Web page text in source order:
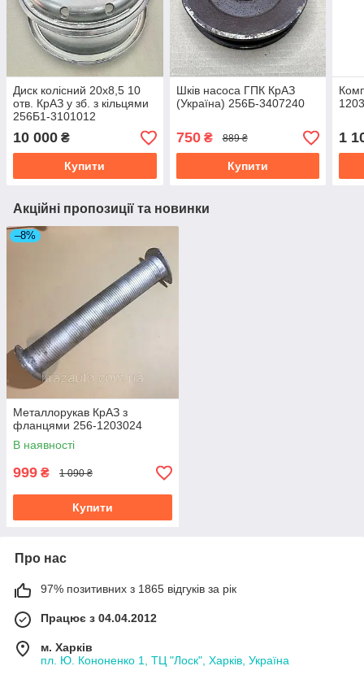
Диск колісний 20х8,5 10
отв. КрАЗ у зб. з кільцями
256Б1-3101012
10 000 ₴
Купити
Шків насоса ГПК КрАЗ
(Україна) 256Б-3407240
750₴ 889 ₴
Купити
1
Акційні пропозиції та новинки
–8%
Металлорукав КрАЗ з
фланцями 256-1203024
В наявності
999 ₴ 1 090 ₴
Купити
Про нас
97% позитивних з 1865 відгуків за рік
Працює з 04.04.2012
м. Харків
пл. Ю. Кононенко 1, ТЦ "Лоск", Харків, Україна